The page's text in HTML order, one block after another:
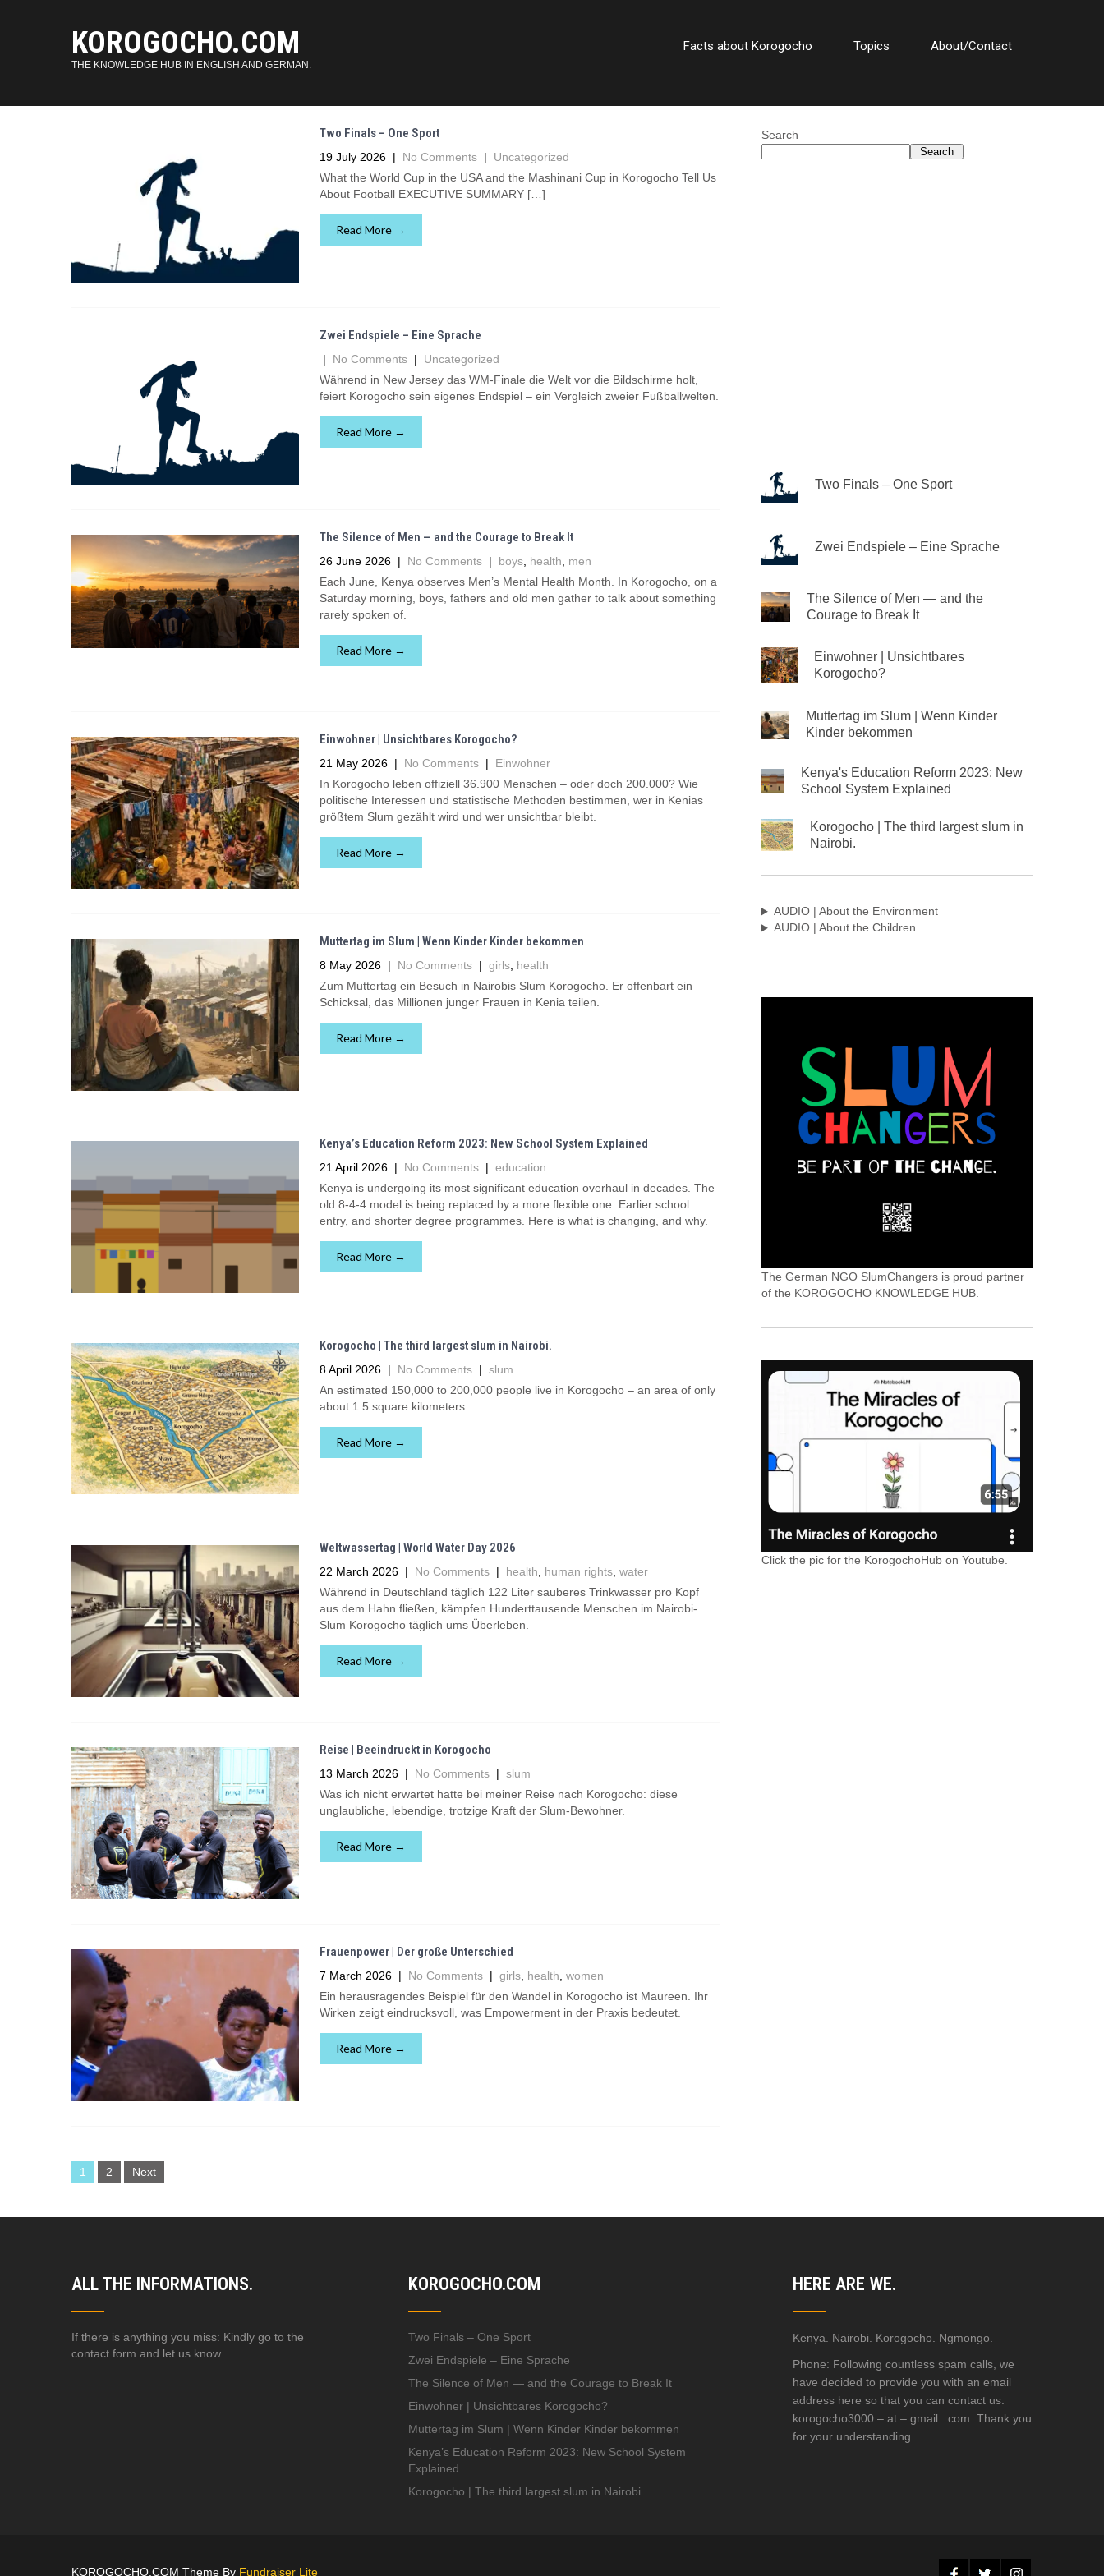
KOROGOCHO.COM
THE KNOWLEDGE HUB IN ENGLISH AND GERMAN.
Facts about Korogocho Topics About/Contact
Two Finals – One Sport
19 July 2026 | No Comments | Uncategorized
What the World Cup in the USA and the Mashinani Cup in Korogocho Tell Us
About Football EXECUTIVE SUMMARY […]
Read More →
Zwei Endspiele – Eine Sprache
| No Comments | Uncategorized
Während in New Jersey das WM-Finale die Welt vor die Bildschirme holt,
feiert Korogocho sein eigenes Endspiel – ein Vergleich zweier Fußballwelten.
Read More →
The Silence of Men — and the Courage to Break It
26 June 2026 | No Comments | boys, health
men
Each June, Kenya observes Men’s Mental Health Month. In Korogocho, on a
Saturday morning, boys, fathers and old men gather to talk about something
rarely spoken of.
Read More →
Einwohner | Unsichtbares Korogocho?
21 May 2026 | No Comments | Einwohner
In Korogocho leben offiziell 36.900 Menschen – oder doch 200.000? Wie
politische Interessen und statistische Methoden bestimmen, wer in Kenias
größtem Slum gezählt wird und wer unsichtbar bleibt.
Read More →
Muttertag im Slum | Wenn Kinder Kinder bekommen
8 May 2026 | No Comments | girls, health
Zum Muttertag ein Besuch in Nairobis Slum Korogocho. Er offenbart ein
Schicksal, das Millionen junger Frauen in Kenia teilen.
Read More →
Kenya’s Education Reform 2023: New School System Explained
21 April 2026 | No Comments | education
Kenya is undergoing its most significant education overhaul in decades. The
old 8-4-4 model is being replaced by a more flexible one. Earlier school
entry, and shorter degree programmes. Here is what is changing, and why.
Read More →
Korogocho | The third largest slum in Nairobi.
8 April 2026 | No Comments | slum
An estimated 150,000 to 200,000 people live in Korogocho – an area of only
about 1.5 square kilometers.
Read More →
Weltwassertag | World Water Day 2026
22 March 2026 | No Comments | health human rights, water
Während in Deutschland täglich 122 Liter sauberes Trinkwasser pro Kopf
aus dem Hahn fließen, kämpfen Hunderttausende Menschen im Nairobi-
Slum Korogocho täglich ums Überleben.
Read More →
Reise | Beeindruckt in Korogocho
13 March 2026 | No Comments | slum
Was ich nicht erwartet hatte bei meiner Reise nach Korogocho: diese
unglaubliche, lebendige, trotzige Kraft der Slum-Bewohner.
Read More →
Frauenpower | Der große Unterschied
7 March 2026 | No Comments | girls, health women
Ein herausragendes Beispiel für den Wandel in Korogocho ist Maureen. Ihr
Wirken zeigt eindrucksvoll, was Empowerment in der Praxis bedeutet.
Read More →
1 2 Next
Search
Search
Two Finals – One Sport
Zwei Endspiele – Eine Sprache
The Silence of Men — and the
Courage to Break It
Einwohner | Unsichtbares
Korogocho?
Muttertag im Slum | Wenn Kinder
Kinder bekommen
Kenya's Education Reform 2023: New
School System Explained
Korogocho | The third largest slum in
Nairobi.
AUDIO | About the Environment
AUDIO | About the Children
The German NGO SlumChangers is proud partner
of the KOROGOCHO KNOWLEDGE HUB.
Click the pic for the KorogochoHub on Youtube.
ALL THE INFORMATIONS.
If there is anything you miss: Kindly go to the
contact form and let us know.
KOROGOCHO.COM
Two Finals – One Sport
Zwei Endspiele – Eine Sprache
The Silence of Men — and the Courage to Break It
Einwohner | Unsichtbares Korogocho?
Muttertag im Slum | Wenn Kinder Kinder bekommen
Kenya’s Education Reform 2023: New School System
Explained
Korogocho | The third largest slum in Nairobi.
HERE ARE WE.
Kenya. Nairobi. Korogocho. Ngmongo.
Phone: Following countless spam calls, we
have decided to provide you with an email
address here so that you can contact us:
korogocho3000 – at – gmail . com. Thank you
for your understanding.
KOROGOCHO.COM Theme By Fundraiser Lite